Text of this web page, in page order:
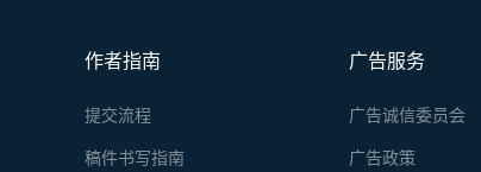
广告服务
广告诚信委员会
广告政策
作者指南
提交流程
稿件书写指南